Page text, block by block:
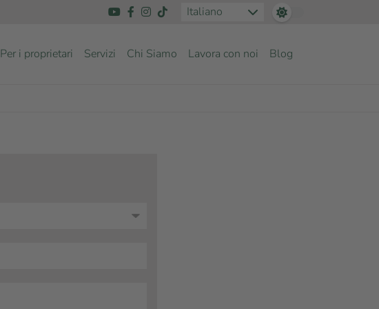
Italiano
Per i proprietari Servizi Chi Siamo Lavora con noi Blog